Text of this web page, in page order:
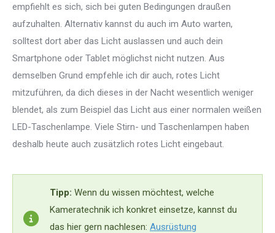
empfiehlt es sich, sich bei guten Bedingungen draußen
aufzuhalten. Alternativ kannst du auch im Auto warten,
solltest dort aber das Licht auslassen und auch dein
Smartphone oder Tablet möglichst nicht nutzen. Aus
demselben Grund empfehle ich dir auch, rotes Licht
mitzuführen, da dich dieses in der Nacht wesentlich weniger
blendet, als zum Beispiel das Licht aus einer normalen weißen
LED-Taschenlampe. Viele Stirn- und Taschenlampen haben
deshalb heute auch zusätzlich rotes Licht eingebaut.
Tipp: Wenn du wissen möchtest, welche
Kameratechnik ich konkret einsetze, kannst du
das hier gern nachlesen: Ausrüstung